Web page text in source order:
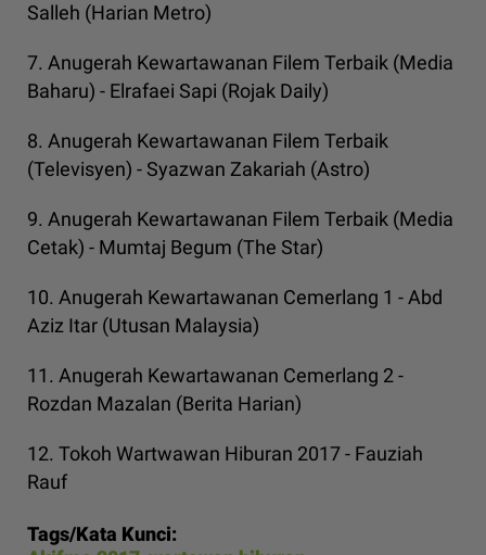
Salleh (Harian Metro)
7. Anugerah Kewartawanan Filem Terbaik (Media
Baharu) - Elrafaei Sapi (Rojak Daily)
8. Anugerah Kewartawanan Filem Terbaik
(Televisyen) - Syazwan Zakariah (Astro)
9. Anugerah Kewartawanan Filem Terbaik (Media
Cetak) - Mumtaj Begum (The Star)
10. Anugerah Kewartawanan Cemerlang 1 - Abd
Aziz Itar (Utusan Malaysia)
11. Anugerah Kewartawanan Cemerlang 2 -
Rozdan Mazalan (Berita Harian)
12. Tokoh Wartwawan Hiburan 2017 - Fauziah
Rauf
Tags/Kata Kunci: